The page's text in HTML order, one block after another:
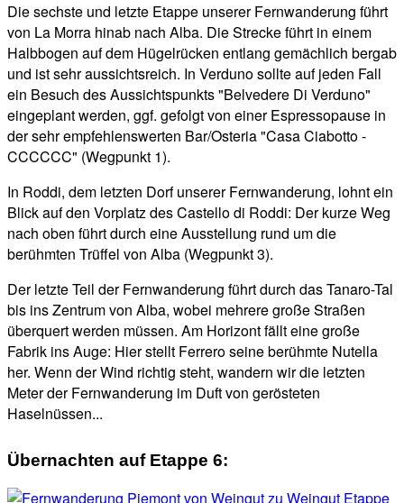
Die sechste und letzte Etappe unserer Fernwanderung führt
von La Morra hinab nach Alba. Die Strecke führt in einem
Halbbogen auf dem Hügelrücken entlang gemächlich bergab
und ist sehr aussichtsreich. In Verduno sollte auf jeden Fall
ein Besuch des Aussichtspunkts "Belvedere Di Verduno"
eingeplant werden, ggf. gefolgt von einer Espressopause in
der sehr empfehlenswerten Bar/Osteria "Casa Ciabotto -
CCCCCC" (Wegpunkt 1).
In Roddi, dem letzten Dorf unserer Fernwanderung, lohnt ein
Blick auf den Vorplatz des Castello di Roddi: Der kurze Weg
nach oben führt durch eine Ausstellung rund um die
berühmten Trüffel von Alba (Wegpunkt 3).
Der letzte Teil der Fernwanderung führt durch das Tanaro-Tal
bis ins Zentrum von Alba, wobei mehrere große Straßen
überquert werden müssen. Am Horizont fällt eine große
Fabrik ins Auge: Hier stellt Ferrero seine berühmte Nutella
her. Wenn der Wind richtig steht, wandern wir die letzten
Meter der Fernwanderung im Duft von gerösteten
Haselnüssen...
Übernachten auf Etappe 6: